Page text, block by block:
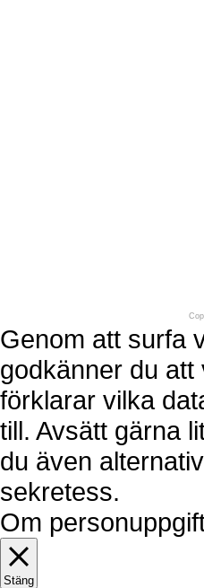
Genom att surfa
godkänner du
förklarar vilka
till. Avsätt gärna
du även
sekretess.
Om
Stäng